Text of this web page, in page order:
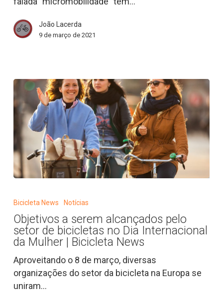
João Lacerda
9 de março de 2021
alcançados
pelo
setor
de
bicicletas
no
Bicicleta News Notícias
Objetivos a serem alcançados pelo
setor de bicicletas no Dia Internacional
da Mulher | Bicicleta News
Aproveitando o 8 de março, diversas
organizações do setor da bicicleta na Europa se
uniram…